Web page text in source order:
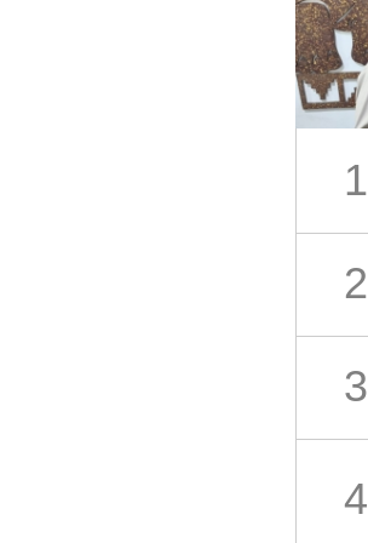
1
2
3
4